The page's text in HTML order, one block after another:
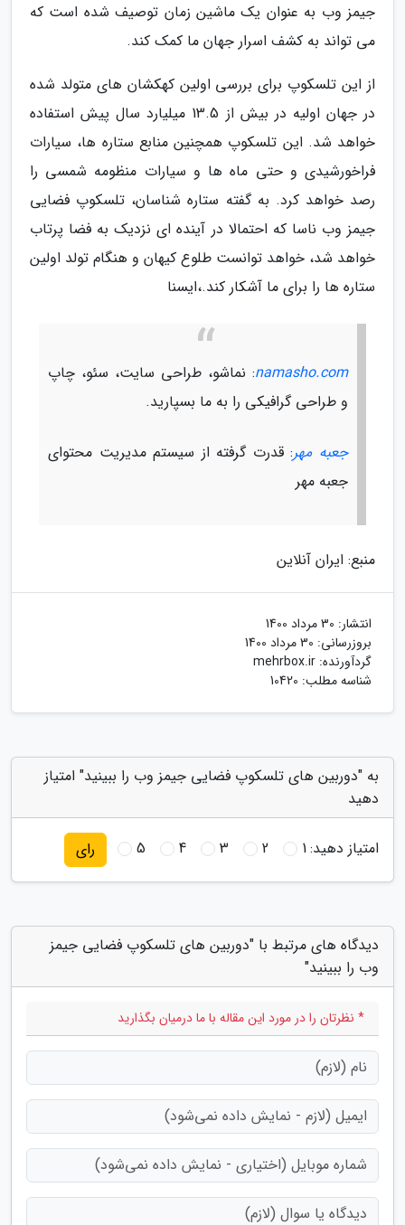
جیمز وب به عنوان یک ماشین زمان توصیف شده است که
می تواند به کشف اسرار جهان ما کمک کند.
از این تلسکوپ برای بررسی اولین کهکشان های متولد شده
در جهان اولیه در بیش از 13.5 میلیارد سال پیش استفاده
خواهد شد. این تلسکوپ همچنین منابع ستاره ها، سیارات
فراخورشیدی و حتی ماه ها و سیارات منظومه شمسی را
رصد خواهد کرد. به گفته ستاره شناسان، تلسکوپ فضایی
جیمز وب ناسا که احتمالا در آینده ای نزدیک به فضا پرتاب
خواهد شد، خواهد توانست طلوع کیهان و هنگام تولد اولین
ستاره ها را برای ما آشکار کند.،ایسنا
namasho.com: نماشو، طراحی سایت، سئو، چاپ
و طراحی گرافیکی را به ما بسپارید.
جعبه مهر: قدرت گرفته از سیستم مدیریت محتوای
جعبه مهر
منبع: ایران آنلاین
انتشار: 30 مرداد 1400
بروزرسانی: 30 مرداد 1400
گردآورنده: mehrbox.ir
شناسه مطلب: 10420
به "دوربین های تلسکوپ فضایی جیمز وب را ببینید" امتیاز
دهید
امتیاز دهید:1
2
3
4
5 رای
دیدگاه های مرتبط با "دوربین های تلسکوپ فضایی جیمز
وب را ببینید"
* نظرتان را در مورد این مقاله با ما درمیان بگذارید